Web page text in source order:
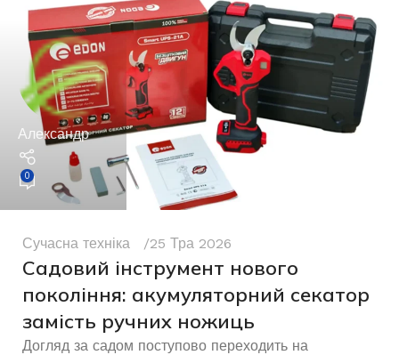
Александр
0
Сучасна техніка 25 Тра 2026
Садовий інструмент нового
покоління: акумуляторний секатор
замість ручних ножиць
Догляд за садом поступово переходить на